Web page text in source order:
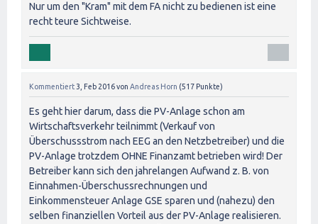
Nur um den "Kram" mit dem FA nicht zu bedienen ist eine
recht teure Sichtweise.
Kommentiert 3, Feb 2016von Andreas Horn (517 Punkte)
Es geht hier darum, dass die PV-Anlage schon am
Wirtschaftsverkehr teilnimmt (Verkauf von
Überschussstrom nach EEG an den Netzbetreiber) und die
PV-Anlage trotzdem OHNE Finanzamt betrieben wird! Der
Betreiber kann sich den jahrelangen Aufwand z. B. von
Einnahmen-Überschussrechnungen und
Einkommensteuer Anlage GSE sparen und (nahezu) den
selben finanziellen Vorteil aus der PV-Anlage realisieren.